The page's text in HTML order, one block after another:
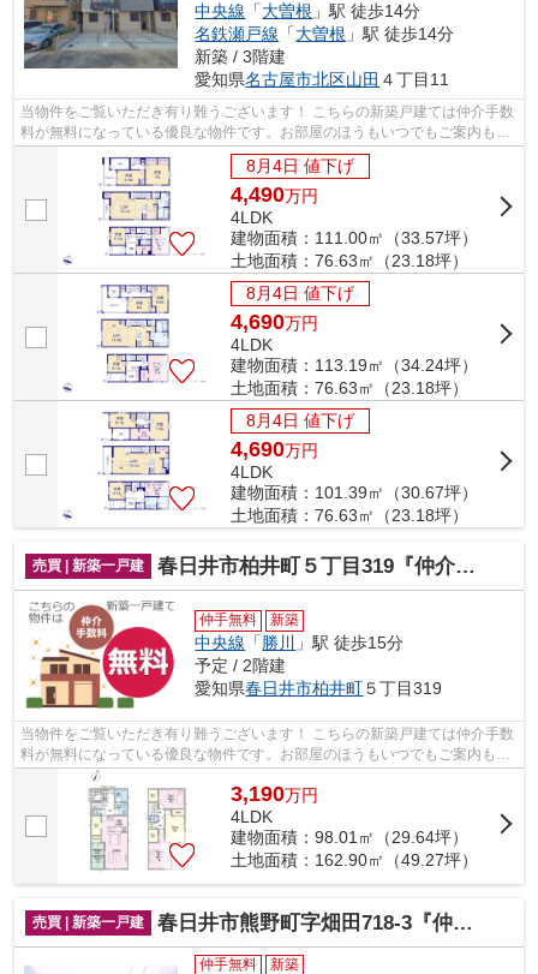
中央線 「大曽根 」駅 徒歩14分
名鉄瀬戸線 「大曽根 」駅 徒歩14分
新築 / 3階建
愛知県名古屋市北区山田 ４丁目11
当物件をご覧いただき有り難うございます！ こちらの新築戸建ては仲介手数
料が無料になっている優良な物件です。お部屋のほうもいつでもご案内もさ
せて頂きますのでお気軽にお問合せ下...
8月4日 値下げ
4,490万円
4LDK
建物面積：111.00㎡（33.57坪）
土地面積：76.63㎡（23.18坪）
8月4日 値下げ
4,690万円
4LDK
建物面積：113.19㎡（34.24坪）
土地面積：76.63㎡（23.18坪）
8月4日 値下げ
4,690万円
4LDK
建物面積：101.39㎡（30.67坪）
土地面積：76.63㎡（23.18坪）
売買 | 新築一戸建 春日井市柏井町５丁目319『仲介料無料』新築戸建て
仲手無料 新築
中央線 「勝川
」駅 徒歩15分
予定 / 2階建
愛知県春日井市柏井町５丁目319
当物件をご覧いただき有り難うございます！ こちらの新築戸建ては仲介手数
料が無料になっている優良な物件です。お部屋のほうもいつでもご案内もさ
せて頂きますのでお気軽にお問合せ下...
3,190万円
4LDK
建物面積：98.01㎡（29.64坪）
土地面積：162.90㎡（49.27坪）
売買 | 新築一戸建 春日井市熊野町字畑田718-3『仲介料無料』新築戸建て
仲手無料 新築